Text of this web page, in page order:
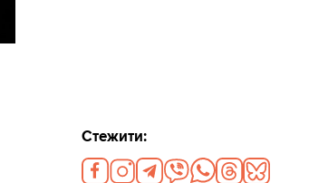
Стежити: